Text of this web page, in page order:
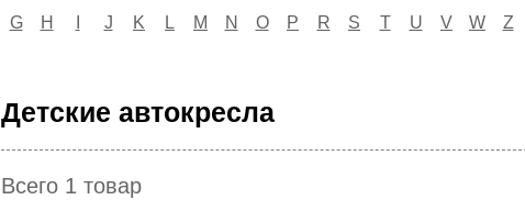
G H J K L M N O P R S T U V W Z
Детские автокресла
Всего 1 товар